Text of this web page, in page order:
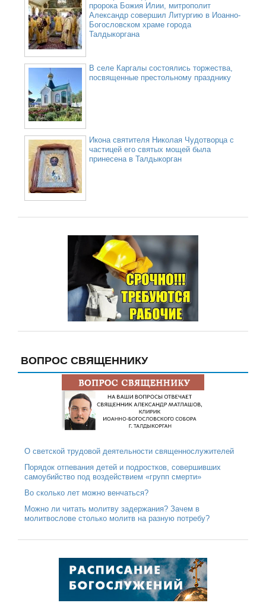
пророка Божия Илии, митрополит
Александр совершил Литургию в Иоанно-
Богословском храме города
Талдыкоргана
В селе Каргалы состоялись торжества,
посвященные престольному празднику
Икона святителя Николая Чудотворца с
частицей его святых мощей была
принесена в Талдыкорган
ВОПРОС СВЯЩЕННИКУ
О светской трудовой деятельности священнослужителей
Порядок отпевания детей и подростков, совершивших
самоубийство под воздействием «групп смерти»
Во сколько лет можно венчаться?
Можно ли читать молитву задержания? Зачем в
молитвослове столько молитв на разную потребу?